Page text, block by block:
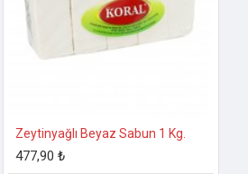
Zeytinyağlı Beyaz Sabun 1 Kg.
477,90 ₺